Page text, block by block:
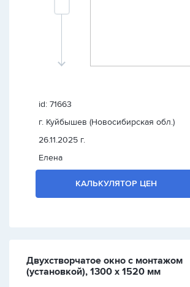
id: 71663
г. Куйбышев (Новосибирская обл.)
26.11.2025 г.
Елена
КАЛЬКУЛЯТОР ЦЕН
Двухстворчатое окно с монтажом
(установкой), 1300 х 1520 мм